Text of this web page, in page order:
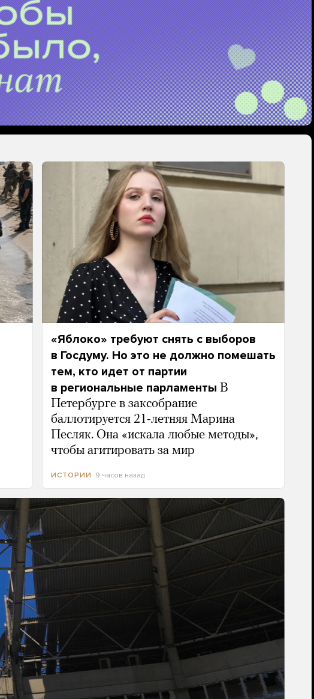
«Яблоко» требуют снять с выборов
в Госдуму. Но это не должно помешать
тем, кто идет от партии
в региональные парламенты В
Петербурге в заксобрание
баллотируется 21-летняя Марина
Песляк. Она «искала любые методы»,
чтобы агитировать за мир
ИСТОРИИ 9 часов назад